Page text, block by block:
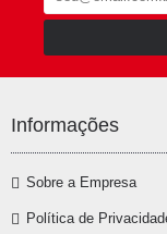
Informações
Sobre a Empresa
Política de